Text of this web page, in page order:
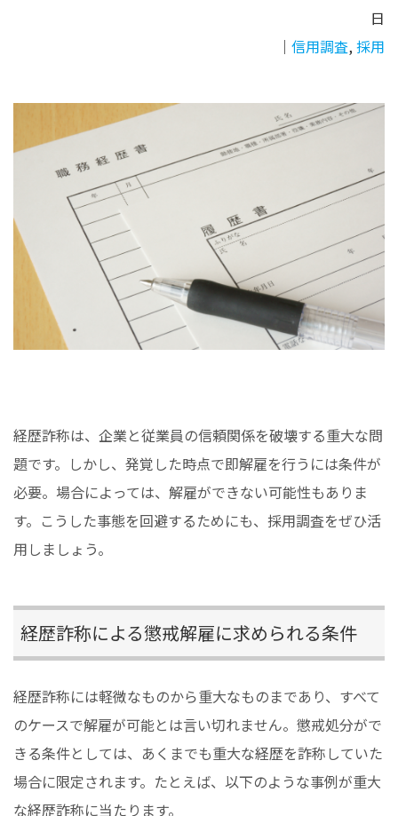
日
｜ 信用調査,採用
経歴詐称は、企業と従業員の信頼関係を破壊する重大な問
題です。しかし、発覚した時点で即解雇を行うには条件が
必要。場合によっては、解雇ができない可能性もありま
す。こうした事態を回避するためにも、採用調査をぜひ活
用しましょう。
経歴詐称による懲戒解雇に求められる条件
経歴詐称には軽微なものから重大なものまであり、すべて
のケースで解雇が可能とは言い切れません。懲戒処分がで
きる条件としては、あくまでも重大な経歴を詐称していた
場合に限定されます。たとえば、以下のような事例が重大
な経歴詐称に当たります。